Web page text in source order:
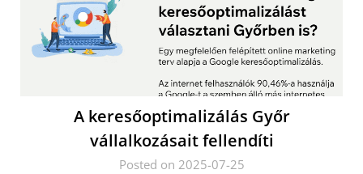
A keresőoptimalizálás Győr
vállalkozásait fellendíti
Posted on 2025-07-25